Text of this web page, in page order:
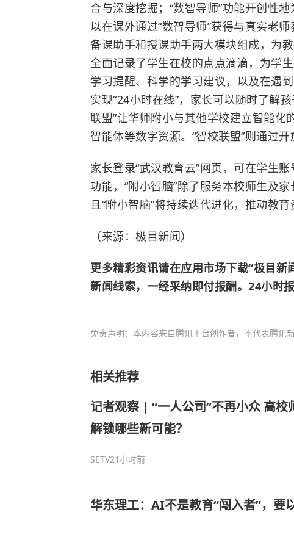
合与深度挖掘；“数智导师”功能开创性
以在课外通过“数智导师”获得与真实老
备课助手和授课助手两大模块组成，为
全面记录了学生在校的点点滴滴，为学
学习提醒、科学的学习建议，以及在遇
实现“24小时在线”，家长可以随时了解
联盟”让华师附小与其他学校建立智能
智能体等数字资源。“智校联盟”则通过开
家长登录“武汉教育云”网页，可在学生
功能，“附小智脑”除了服务本校师生及
且“附小智脑”将持续迭代进化，推动教育
（来源：极目新闻）
更多精彩资讯请在应用市场下载“极目
新闻线索，一经采纳即付报酬。24小时
免责声明：本内容来自腾讯平台创作者，不代表腾讯
相关推荐
记者观察 | “一人公司”不再小众 高校
解锁哪些新可能？
SETV21小时前
华东理工：AI不是教育“闯入者”，要